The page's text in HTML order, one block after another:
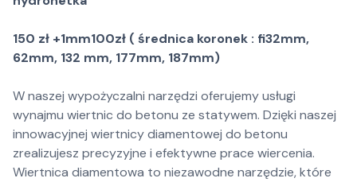
150 zł +1mm100zł ( średnica koronek : fi32mm,
62mm, 132 mm, 177mm, 187mm)
W naszej wypożyczalni narzędzi oferujemy usługi
wynajmu wiertnic do betonu ze statywem. Dzięki naszej
innowacyjnej wiertnicy diamentowej do betonu
zrealizujesz precyzyjne i efektywne prace wiercenia.
Wiertnica diamentowa to niezawodne narzędzie, które